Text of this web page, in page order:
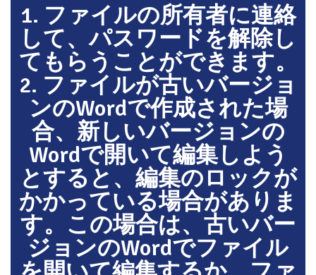
1. ファイルの所有者に連絡
して、パスワードを解除し
てもらうことができます。
2. ファイルが古いバージョ
ンのWordで作成された場
合、新しいバージョンの
Wordで開いて編集しよう
とすると、編集のロックが
かかっている場合がありま
す。この場合は、古いバー
ジョンのWordでファイル